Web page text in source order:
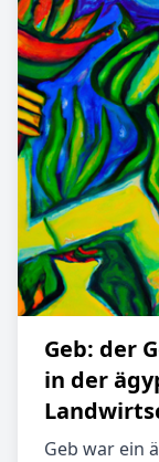
Geb: der
in der
Geb war ein